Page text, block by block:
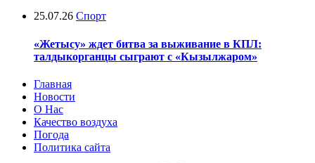
25.07.26 Спорт
«Жетысу» ждет битва за выживание в КПЛ:
талдыкорганцы сыграют с «Кызылжаром»
Главная
Новости
О Нас
Качество воздуха
Погода
Политика сайта